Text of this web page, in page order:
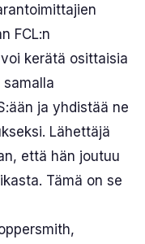
FCL:n
kerätä osittaisia
ja yhdistää ne
Lähettäjä
että hän joutuu
Tämä on se